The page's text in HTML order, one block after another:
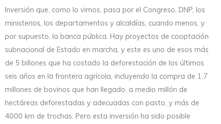
Inversión que, como lo vimos, pasa por el Congreso, DNP, los
ministerios, los departamentos y alcaldías, cuando menos, y
por supuesto, la banca pública. Hay proyectos de cooptación
subnacional de Estado en marcha, y este es uno de esos más
de 5 billones que ha costado la deforestación de los últimos
seis años en la frontera agrícola, incluyendo la compra de 1,7
millones de bovinos que han llegado, a medio millón de
hectáreas deforestadas y adecuadas con pasto, y más de
4000 km de trochas. Pero esta inversión ha sido posible